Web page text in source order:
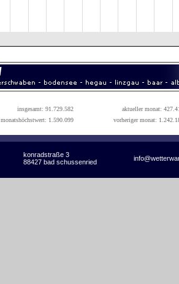
insgesamt: 91.729.582
aktueller monat:
monatshöchstwert: 1.590.099
vorheriger monat:
konradstraße 3
88427 bad schussenried